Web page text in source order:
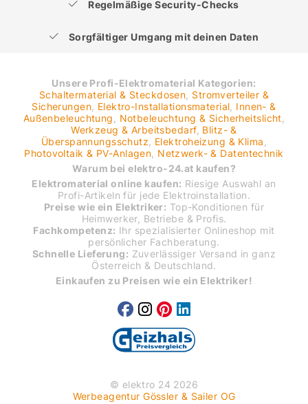
Regelmäßige Security-Checks
Sorgfältiger Umgang mit deinen Daten
Unsere Profi-Elektromaterial Kategorien:
Schaltermaterial & Steckdosen Stromverteiler &
Sicherungen Elektro-Installationsmaterial Innen- &
Außenbeleuchtung
Notbeleuchtung & Sicherheitslicht
Werkzeug & Arbeitsbedarf, Blitz- &
Überspannungsschutz
Elektroheizung & Klima
Photovoltaik & PV-Anlagen Netzwerk- & Datentechnik
Warum bei elektro-24.at kaufen?
Elektromaterial online kaufen: Riesige Auswahl an
Profi-Artikeln für jede Elektroinstallation.
Preise wie ein Elektriker: Top-Konditionen für
Heimwerker, Betriebe & Profis.
Fachkompetenz: Ihr spezialisierter Onlineshop mit
persönlicher Fachberatung.
Schnelle Lieferung: Zuverlässiger Versand in ganz
Österreich & Deutschland.
Einkaufen zu Preisen wie ein Elektriker!
© elektro 24 2026
Werbeagentur Gössler & Sailer OG